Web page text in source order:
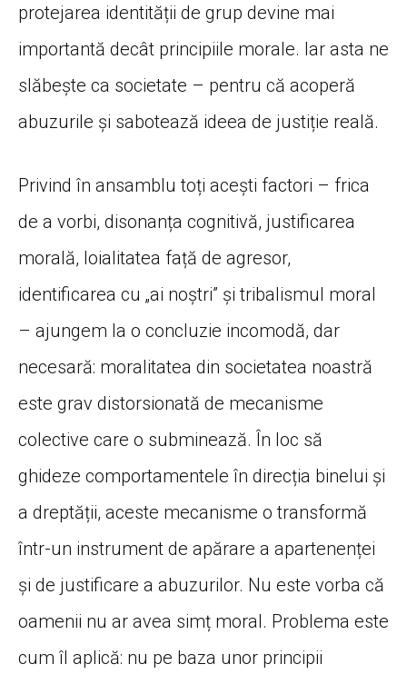
protejarea identității de grup devine mai
importantă decât principiile morale. Iar asta ne
slăbește ca societate – pentru că acoperă
abuzurile și sabotează ideea de justiție reală.
Privind în ansamblu toți acești factori – frica
de a vorbi, disonanța cognitivă, justificarea
morală, loialitatea față de agresor,
identificarea cu „ai noștri” și tribalismul moral
– ajungem la o concluzie incomodă, dar
necesară: moralitatea din societatea noastră
este grav distorsionată de mecanisme
colective care o subminează. În loc să
ghideze comportamentele în direcția binelui și
a dreptății, aceste mecanisme o transformă
într-un instrument de apărare a apartenenței
și de justificare a abuzurilor. Nu este vorba că
oamenii nu ar avea simț moral. Problema este
cum îl aplică: nu pe baza unor principii